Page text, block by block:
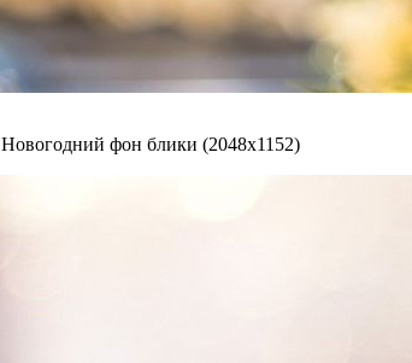
Новогодний фон блики (2048x1152)